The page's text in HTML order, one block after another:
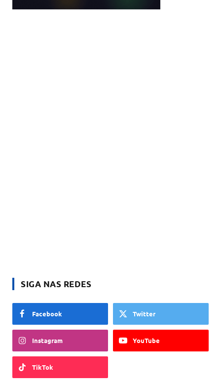
SIGA NAS REDES
Facebook Twitter
Instagram YouTube
TikTok